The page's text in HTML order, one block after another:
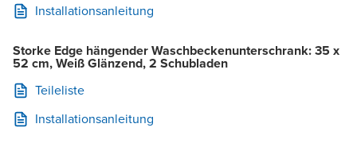
Installationsanleitung
Storke Edge hängender Waschbeckenunterschrank: 35 x
52 cm, Weiß Glänzend, 2 Schubladen
Teileliste
Installationsanleitung